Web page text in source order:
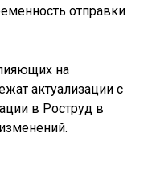
отправки
на
актуализации с
в Роструд в